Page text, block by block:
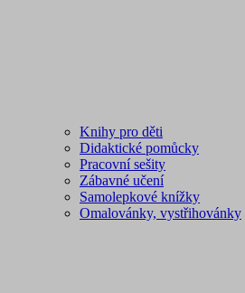
Knihy pro děti
Didaktické pomůcky
Pracovní sešity
Zábavné učení
Samolepkové knížky
Omalovánky, vystřihovánky